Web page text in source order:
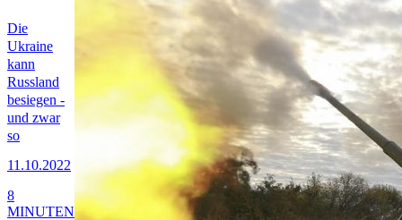
Die
Ukraine
kann
Russland
besiegen -
und zwar
so
11.10.2022
8
MINUTEN